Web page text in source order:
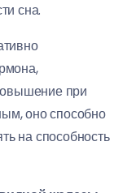
сна.
при
оно способно
на способность